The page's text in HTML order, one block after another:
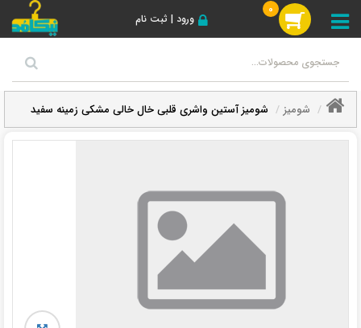
ورود | ثبت نام
0
شومیز شومیز آستین واشری قلبی خال خالی مشکی زمینه سفید